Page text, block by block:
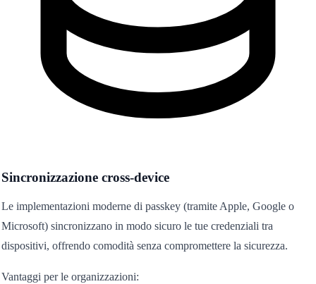
Sincronizzazione cross-device
Le implementazioni moderne di passkey (tramite Apple, Google o
Microsoft) sincronizzano in modo sicuro le tue credenziali tra
dispositivi, offrendo comodità senza compromettere la sicurezza.
Vantaggi per le organizzazioni: